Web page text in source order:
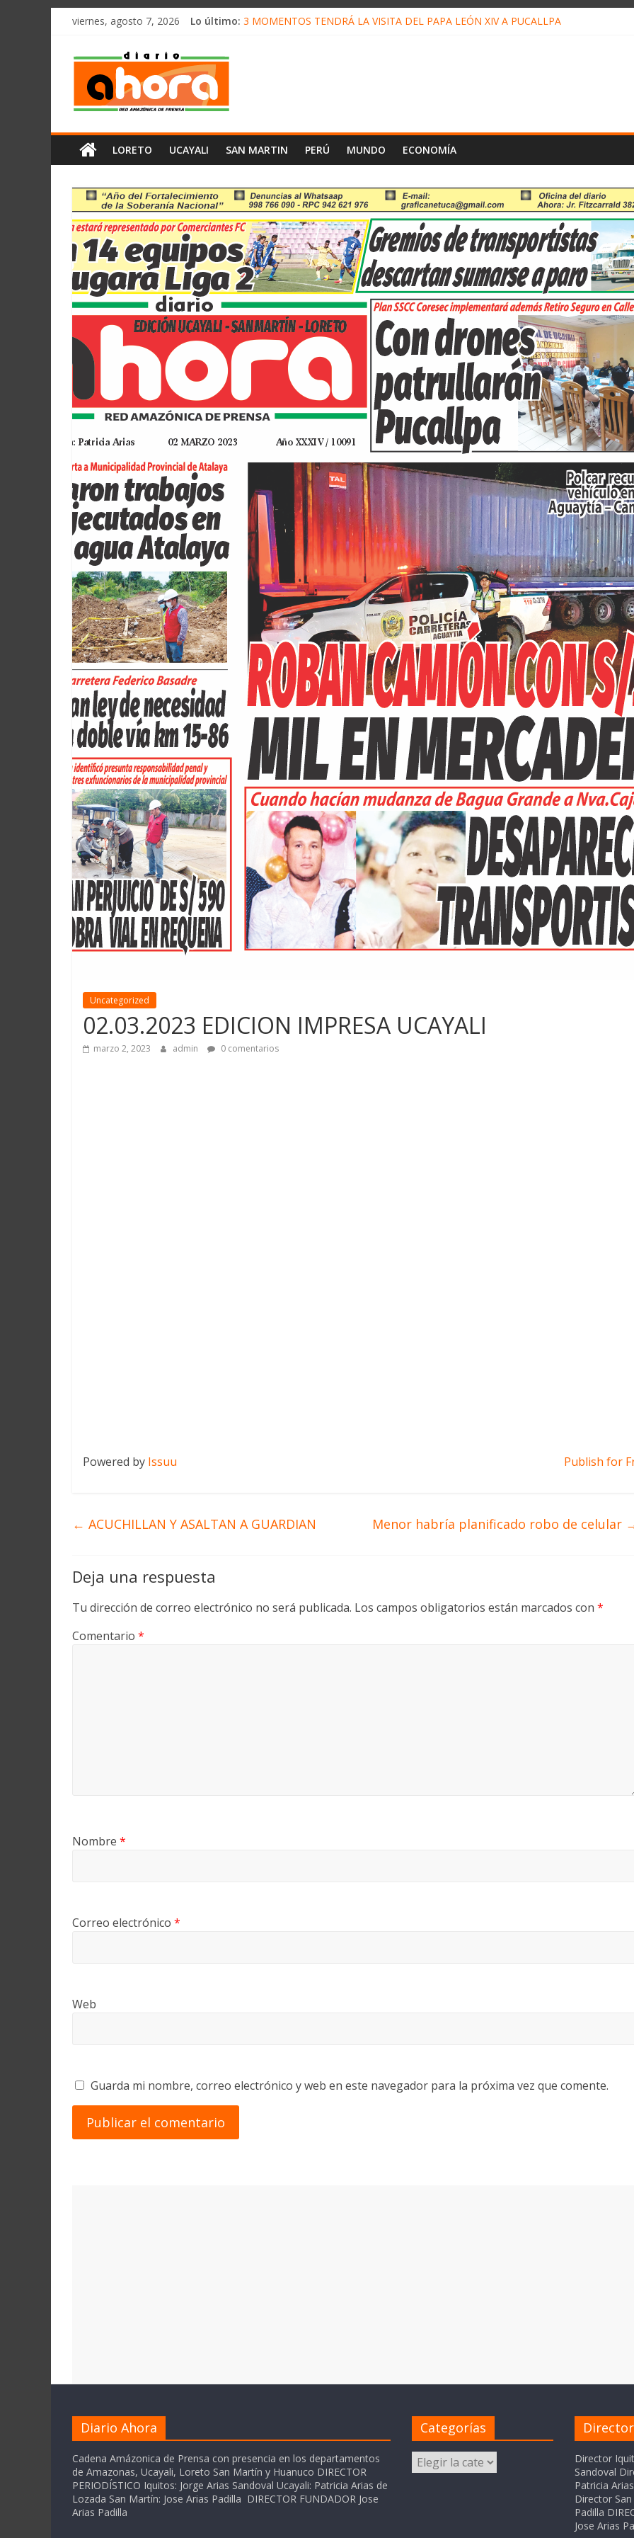
олимп казино
Saltarviernes, agosto 7, 2026 Lo último: 3 MOMENTOS TENDRÁ LA VISITA DEL PAPA LEÓN XIV A PUCALLPA
Diario
Ahora
Cadena
Amazónica
de
Prensa
Noticias
del
Perú,
Mundo
,
Ucayali,
San
Martín
y
Loreto
LORETO UCAYALI SAN MARTIN PERÚ MUNDO ECONOMÍA
Uncategorized
02.03.2023 EDICION IMPRESA UCAYALI
marzo 2, 2023 admin 0 comentarios
Powered by Issuu Publish for
← ACUCHILLAN Y ASALTAN A GUARDIAN Menor habría planificado robo de celular
Deja una respuesta
Tu dirección de correo electrónico no será publicada. Los campos obligatorios están marcados con *
Comentario *
Nombre *
Correo electrónico *
Web
Guarda mi nombre, correo electrónico y web en este navegador para la próxima vez que comente.
Diario Ahora
Cadena Amázonica de Prensa con presencia en los departamentos
de Amazonas, Ucayali, Loreto San Martín y Huanuco DIRECTOR
PERIODÍSTICO Iquitos: Jorge Arias Sandoval Ucayali: Patricia Arias de
Lozada San Martín: Jose Arias Padilla DIRECTOR FUNDADOR Jose
Arias Padilla
Categorías
Categorías
Director
Sandoval
Patricia
Director
Padilla
Jose Arias